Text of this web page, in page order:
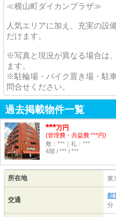
≪横山町ダイカンプラザ≫
人気エリアに加え、充実の設
だけます。
※写真と現況が異なる場合は
ます。
※駐輪場・バイク置き場・駐
問合せください。
過去掲載物件一覧
***万円
(管理費・共益費 ***円)
敷：***｜礼：***
4階 / *** / ***
所在地 東
交通
都
分